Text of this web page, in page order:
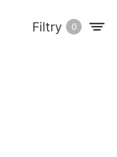
Filtry 0